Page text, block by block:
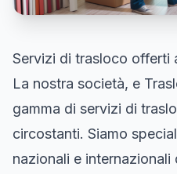
Servizi di trasloco offerti
La nostra società, e
gamma di servizi di
circostanti. Siamo
nazionali e